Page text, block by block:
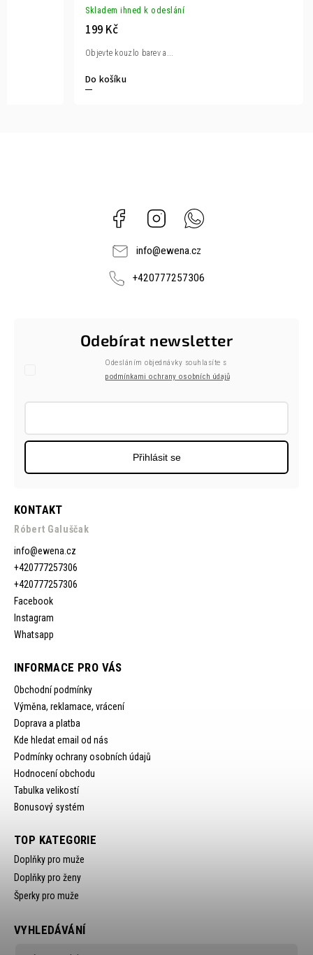
Skladem ihned k odeslání
199 Kč
Do košíku
Objevte kouzlo barev a...
Facebook Instagram
info@ewena.cz
+420777257306
KONTAKT
Róbert Galuščak
info@ewena.cz
+420777257306
+420777257306
Facebook
Instagram
Whatsapp
INFORMACE PRO VÁS
Obchodní podmínky
Výměna, reklamace, vrácení
Doprava a platba
Kde hledat email od nás
Podmínky ochrany osobních údajů
Hodnocení obchodu
Tabulka velikostí
Bonusový systém
Odebírat newsletter
Odesláním objednávky souhlasíte s
podmínkami ochrany osobních údajů
Přihlásit se
TOP KATEGORIE
Doplňky pro muže
Doplňky pro ženy
Šperky pro muže
VYHLEDÁVÁNÍ